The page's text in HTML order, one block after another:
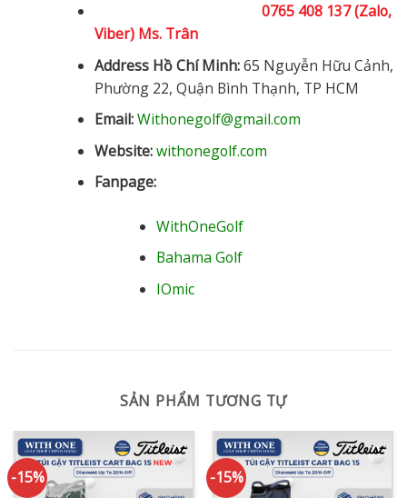
0765 408 137 (Zalo,
Viber) Ms. Trân
Address Hồ Chí Minh:65 Nguyễn Hữu Cảnh,
Phường 22, Quận Bình Thạnh, TP HCM
Email:Withonegolf@gmail.com
Website:withonegolf.com
Fanpage:
WithOneGolf
Bahama Golf
IOmic
SẢN PHẨM TƯƠNG TỰ
-15% -15%